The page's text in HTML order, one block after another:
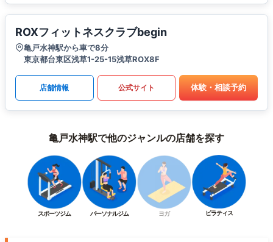
ROXフィットネスクラブbegin
亀戸水神駅から車で8分
東京都台東区浅草1-25-15浅草ROX8F
店舗情報 公式サイト 体験・相談予約
亀戸水神駅で他のジャンルの店舗を探す
スポーツジム パーソナルジム ヨガ ピラティス